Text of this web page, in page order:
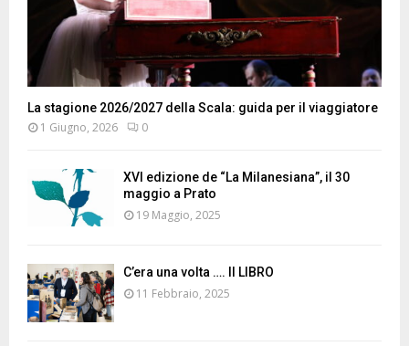
La stagione 2026/2027 della Scala: guida per il viaggiatore
1 Giugno, 2026 0
XVI edizione de “La Milanesiana”, il 30
maggio a Prato
19 Maggio, 2025
C’era una volta …. Il LIBRO
11 Febbraio, 2025